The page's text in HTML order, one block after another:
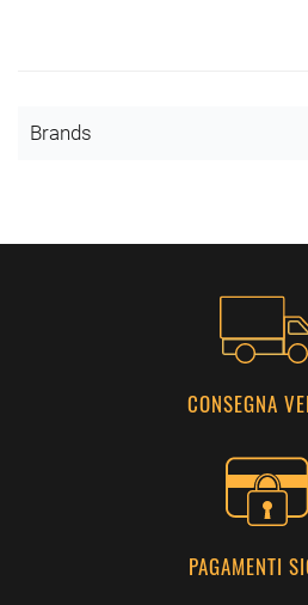
CONSEGNA
PAGAMENTI